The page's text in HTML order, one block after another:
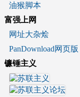
油猴脚本
富强上网
网址大杂烩
PanDownload网页版
镰锤主义